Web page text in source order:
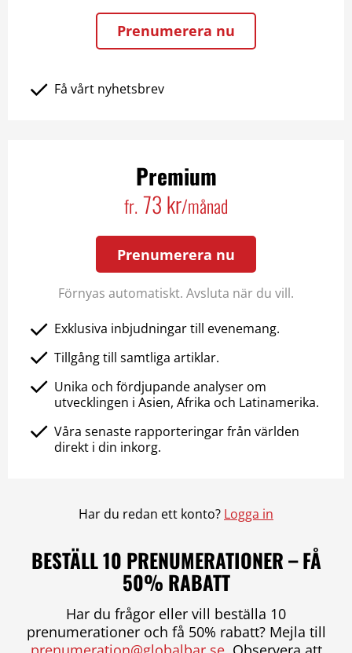
Prenumerera nu
Få vårt nyhetsbrev
Premium
fr. 73 kr/månad
Prenumerera nu
Förnyas automatiskt. Avsluta när du vill.
Exklusiva inbjudningar till evenemang.
Tillgång till samtliga artiklar.
Unika och fördjupande analyser om
utvecklingen i Asien, Afrika och Latinamerika.
Våra senaste rapporteringar från världen
direkt i din inkorg.
Har du redan ett konto? Logga in
BESTÄLL 10 PRENUMERATIONER – FÅ
50% RABATT
Har du frågor eller vill beställa 10
prenumerationer och få 50% rabatt? Mejla till